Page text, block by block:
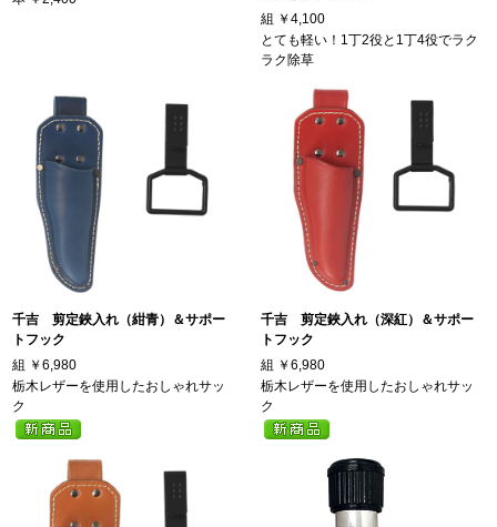
組 ￥4,100
とても軽い！1丁2役と1丁4役でラク
ラク除草
千吉 剪定鋏入れ（紺青）＆サポー
トフック
組 ￥6,980
栃木レザーを使用したおしゃれサッ
ク
千吉 剪定鋏入れ（深紅）＆サポー
トフック
組 ￥6,980
栃木レザーを使用したおしゃれサッ
ク